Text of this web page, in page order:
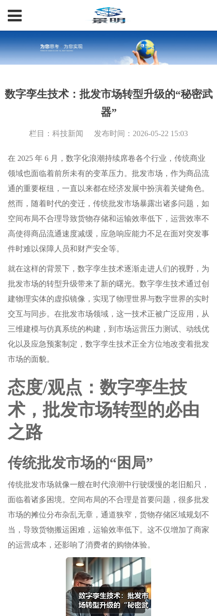
数字孪生技术：批发市场转型升级的“秘密武
器”
栏目：科技新闻 发布时间：2026-05-22 15:03
在 2025 年 6 月，数字化浪潮持续席卷各个行业，传统商业
领域也面临着前所未有的变革压力。批发市场，作为商品流
通的重要枢纽，一直以来都在经济发展中扮演着关键角色。
然而，随着时代的变迁，传统批发市场暴露出诸多问题，如
空间布局不合理导致货物存储和运输效率低下，运营效率不
高使得商品流通速度减缓，应急响应能力不足在面对突发事
件时难以保障人员和财产安全等。
就在这样的背景下，数字孪生技术逐渐走进人们的视野，为
批发市场的转型升级带来了新的曙光。数字孪生技术通过创
建物理实体的虚拟镜像，实现了物理世界与数字世界的实时
交互与同步。在批发市场领域，这一技术正被广泛应用，从
三维建模与仿真系统的构建，到市场运营压力测试、动线优
化以及应急预案制定，数字孪生技术正全方位地改变着批发
市场的面貌。
态度/观点：数字孪生技
术，批发市场转型的必由
之路
传统批发市场的“困局”
传统批发市场就像一艘在时代浪潮中行驶缓慢的老旧船只，
面临着诸多困境。空间布局的不合理是首要问题，很多批发
市场的摊位分布杂乱无章，通道狭窄，货物存储区域规划不
当，导致货物搬运困难，运输效率低下。这不仅增加了商家
的运营成本，还影响了消费者的购物体验。